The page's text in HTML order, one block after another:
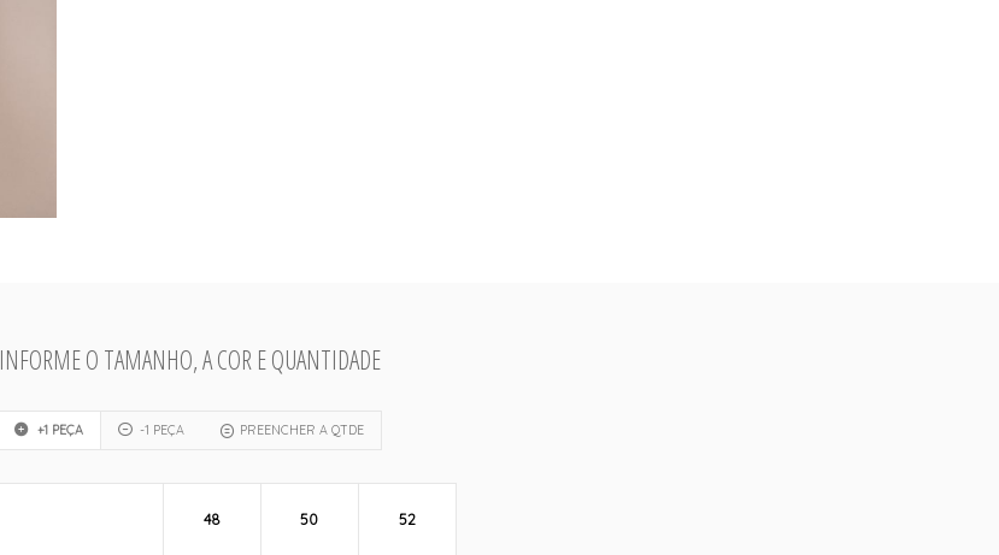
INFORME O TAMANHO, A COR E QUANTIDADE
+1 PEÇA -1 PEÇA PREENCHER A QTDE
48 50 52